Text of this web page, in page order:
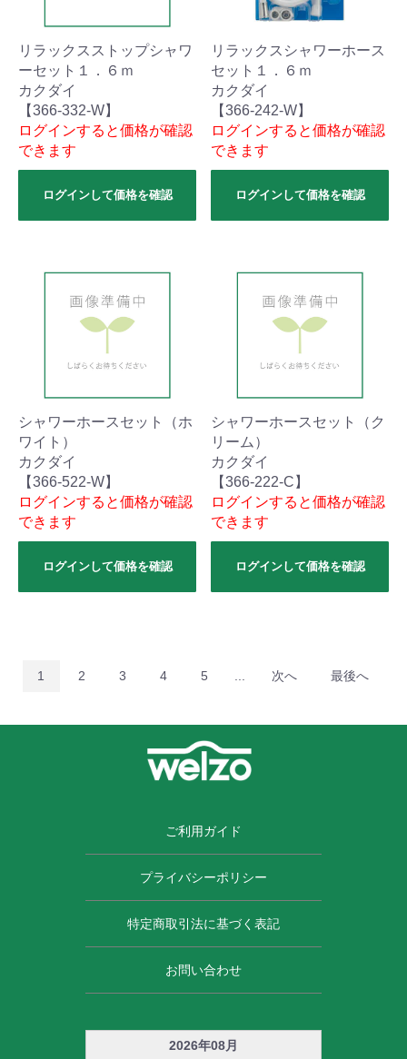
リラックスストップシャワ
ーセット１．６ｍ
カクダイ
【366-332-W】
ログインすると価格が確認
できます
ログインして価格を確認
リラックスシャワーホース
セット１．６ｍ
カクダイ
【366-242-W】
ログインすると価格が確認
できます
ログインして価格を確認
シャワーホースセット（ホ
ワイト）
カクダイ
【366-522-W】
ログインすると価格が確認
できます
ログインして価格を確認
シャワーホースセット（ク
リーム）
カクダイ
【366-222-C】
ログインすると価格が確認
できます
ログインして価格を確認
1 2 3 4 5 次へ 最後へ
ご利用ガイド
プライバシーポリシー
特定商取引法に基づく表記
お問い合わせ
2026年08月